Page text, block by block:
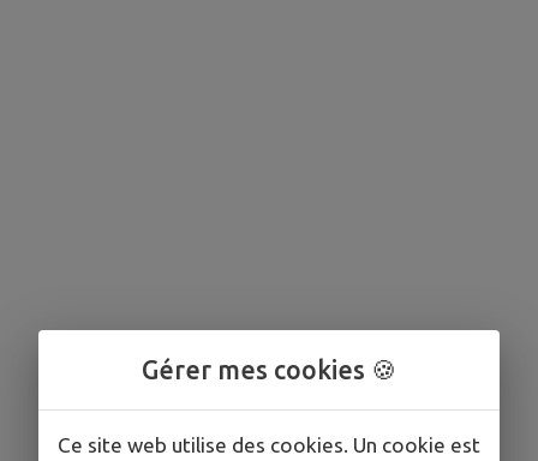
Gérer mes cookies 🍪
Ce site web utilise des cookies. Un cookie est